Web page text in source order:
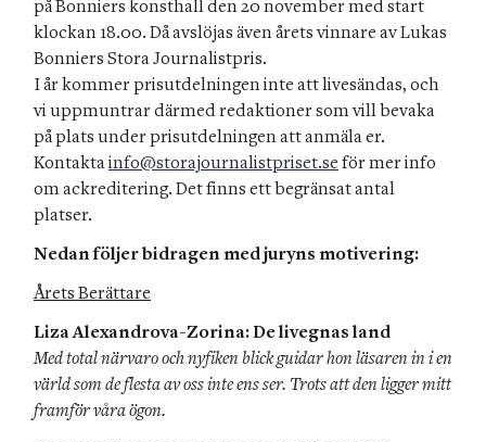
på Bonniers konsthall den 20 november med start
klockan 18.00. Då avslöjas även årets vinnare av Lukas
Bonniers Stora Journalistpris.
I år kommer prisutdelningen inte att livesändas, och
vi uppmuntrar därmed redaktioner som vill bevaka
på plats under prisutdelningen att anmäla er.
Kontakta info@storajournalistpriset.se för mer info
om ackreditering. Det finns ett begränsat antal
Nedan följer bidragen med juryns motivering:
Årets Berättare
Liza Alexandrova-Zorina: De livegnas land
Med total närvaro och nyfiken blick guidar hon läsaren in i en
värld som de flesta av oss inte ens ser. Trots att den ligger mitt
framför våra ögon.